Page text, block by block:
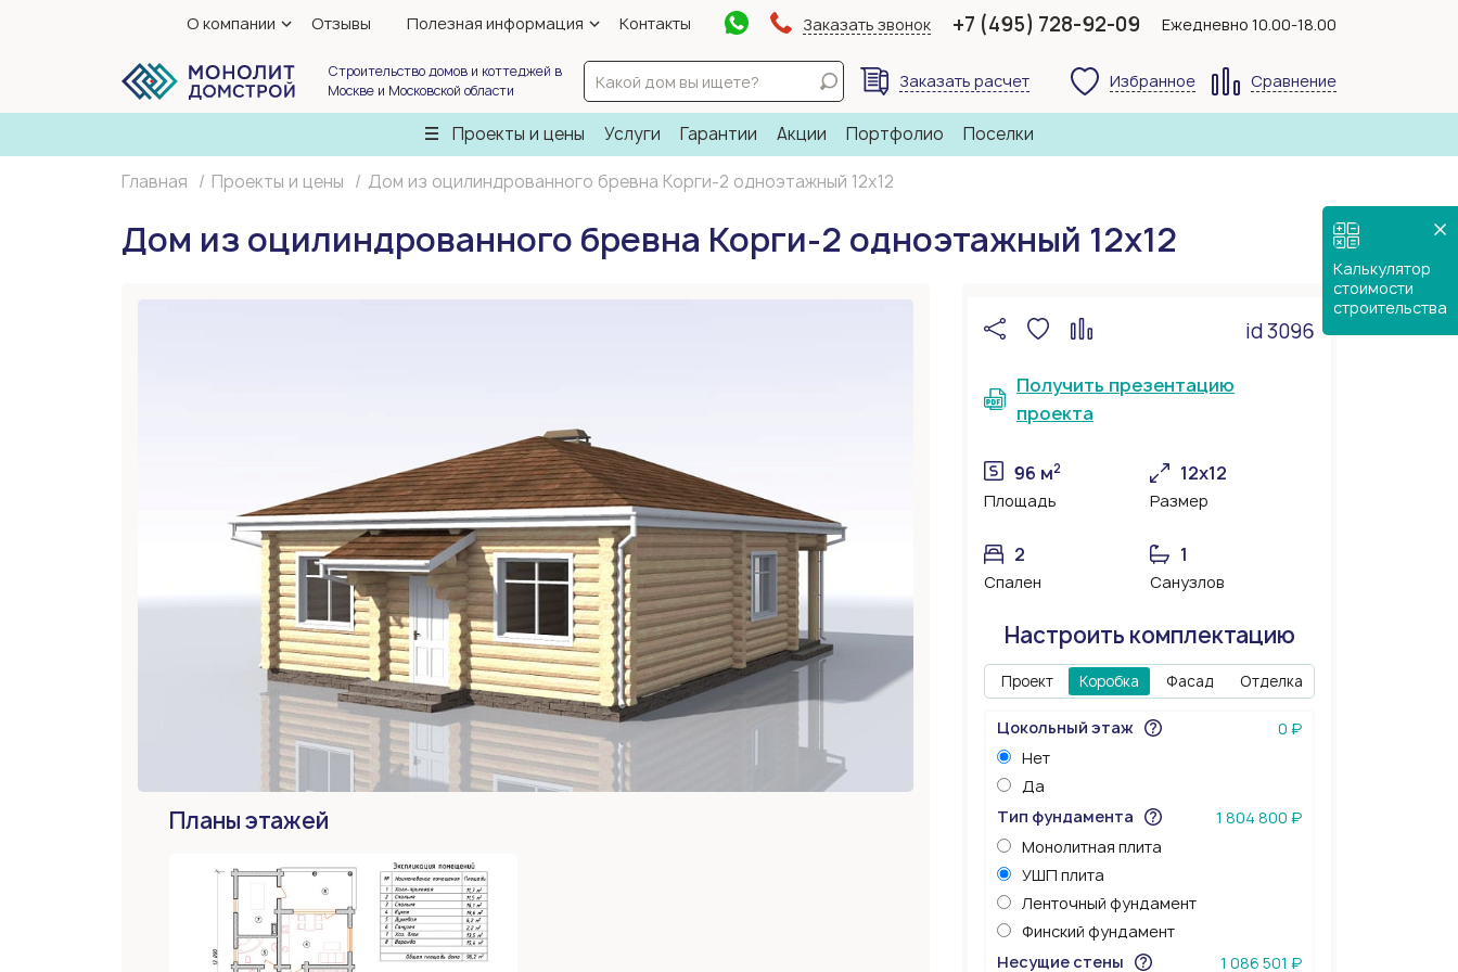
Калькулятор
стоимости
строительства
О компании Отзывы Полезная информация Контакты Заказать звонок +7 (495) 728-92-09 Ежедневно 10.00-18.00
Строительство домов и коттеджей в
Москве и Московской области
Заказать расчет Избранное Сравнение
Проекты и цены Услуги Гарантии Акции Портфолио Поселки
Главная Проекты и цены Дом из оцилиндрованного бревна Корги-2 одноэтажный 12х12
Дом из оцилиндрованного бревна Корги-2 одноэтажный 12х12
Планы этажей
id 3096
Получить презентацию
проекта
96 м2
Площадь
12х12
Размер
2
Спален
1
Санузлов
Настроить комплектацию
Проект Коробка Фасад Отделка
Цокольный этаж
0 ₽
Нет
Да
Тип фундамента
1 804 800 ₽
Монолитная плита
УШП плита
Ленточный фундамент
Финский фундамент
Несущие стены
1 086 501 ₽